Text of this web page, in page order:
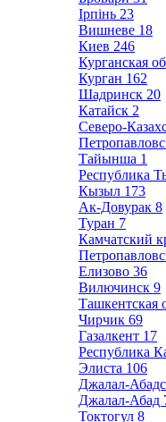
Ірпінь 23
Вишневе 18
Киев 246
Курганская
Курган 162
Шадринск 20
Катайск 2
Северо-
Тайынша 1
Республика
Кызыл 173
Ак-Довурак 8
Туран 7
Камчатский
Елизово 36
Вилючинск 9
Ташкентская
Чирчик 69
Газалкент 17
Республика
Элиста 106
Джалал-
Джалал-Абад
Токтогул 8